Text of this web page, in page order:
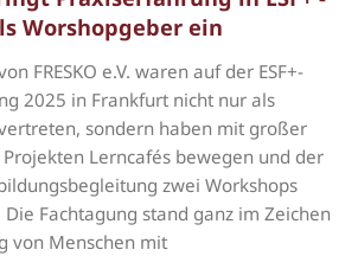
Worshopgeber ein
FRESKO e.V. waren auf der ESF+-
2025 in Frankfurt nicht nur als
sondern haben mit großer
Lerncafés bewegen und der
zwei Workshops
Fachtagung stand ganz im Zeichen
von Menschen mit